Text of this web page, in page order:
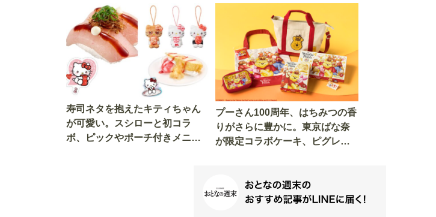
寿司ネタを抱えたキティちゃん
が可愛い。スシローと初コラ
ボ、ピックやポーチ付きメニュ
プーさん100周年、はちみつの香
りがさらに豊かに。東京ばな奈
が限定コラボケーキ、ピグレッ